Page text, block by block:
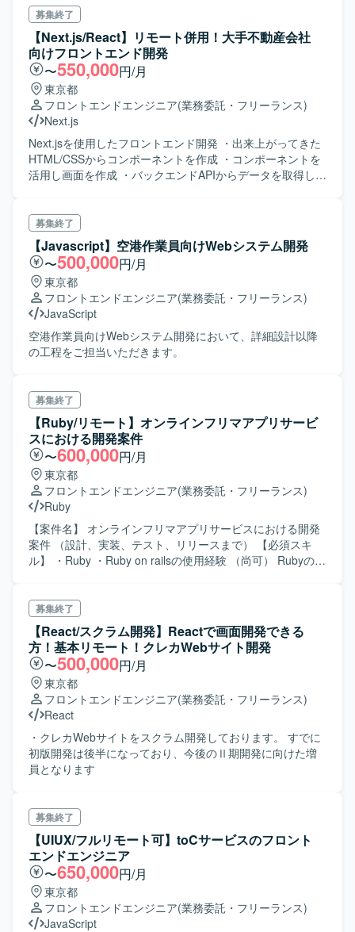
募集終了
【Next.js/React】リモート併用！大手不動産会社
向けフロントエンド開発
〜550,000円/月
東京都
フロントエンドエンジニア(業務委託・フリーランス)
Next.js
Next.jsを使用したフロントエンド開発 ・出来上がってきた
HTML/CSSからコンポーネントを作成 ・コンポーネントを
活用し画面を作成 ・バックエンドAPIからデータを取得し画
募集終了
【Javascript】空港作業員向けWebシステム開発
〜500,000円/月
東京都
フロントエンドエンジニア(業務委託・フリーランス)
JavaScript
空港作業員向けWebシステム開発において、詳細設計以降
の工程をご担当いただきます。
募集終了
【Ruby/リモート】オンラインフリマアプリサービ
スにおける開発案件
〜600,000円/月
東京都
フロントエンドエンジニア(業務委託・フリーランス)
Ruby
【案件名】 オンラインフリマアプリサービスにおける開発
案件 （設計、実装、テスト、リリースまで） 【必須スキ
ル】 ・Ruby ・Ruby on railsの使用経験 （尚可） Rubyのバ
募集終了
【React/スクラム開発】Reactで画面開発できる
方！基本リモート！クレカWebサイト開発
〜500,000円/月
東京都
フロントエンドエンジニア(業務委託・フリーランス)
React
・クレカWebサイトをスクラム開発しております。 すでに
初版開発は後半になっており、今後のⅡ期開発に向けた増
員となります
募集終了
【UIUX/フルリモート可】toCサービスのフロント
エンドエンジニア
〜650,000円/月
東京都
フロントエンドエンジニア(業務委託・フリーランス)
JavaScript